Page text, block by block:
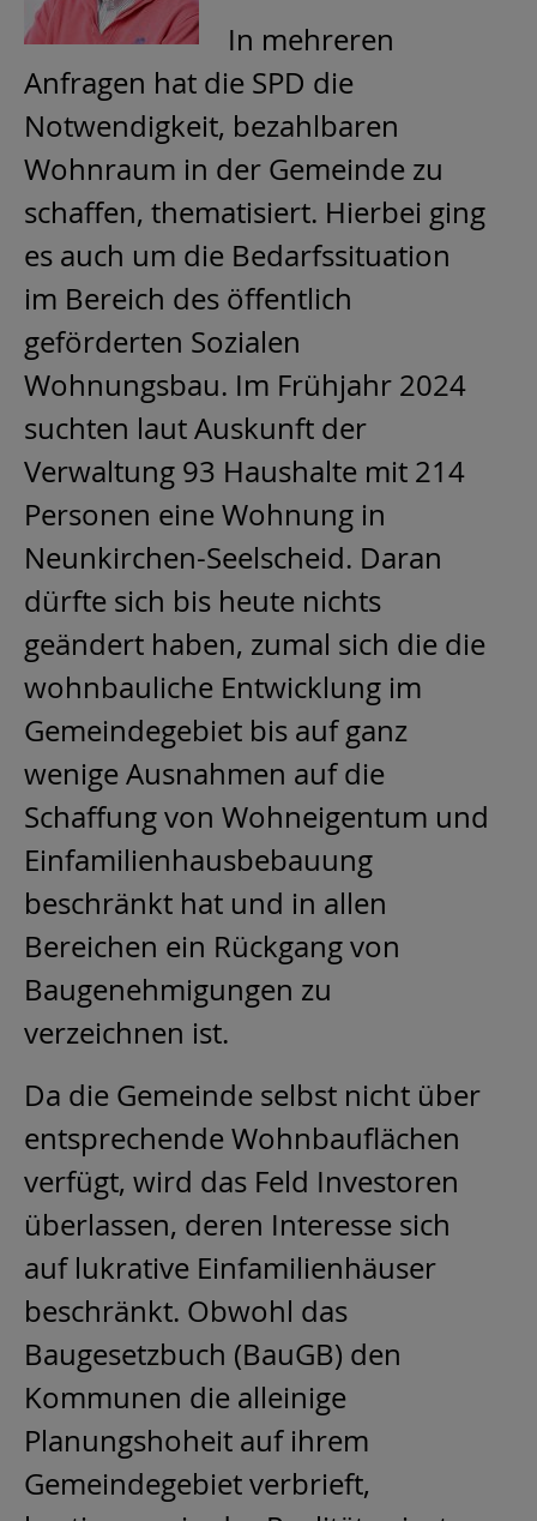
In mehreren
Anfragen hat die SPD die
Notwendigkeit, bezahlbaren
Wohnraum in der Gemeinde zu
schaffen, thematisiert. Hierbei ging
es auch um die Bedarfssituation
im Bereich des öffentlich
geförderten Sozialen
Wohnungsbau. Im Frühjahr 2024
suchten laut Auskunft der
Verwaltung 93 Haushalte mit 214
Personen eine Wohnung in
Neunkirchen-Seelscheid. Daran
dürfte sich bis heute nichts
geändert haben, zumal sich die die
wohnbauliche Entwicklung im
Gemeindegebiet bis auf ganz
wenige Ausnahmen auf die
Schaffung von Wohneigentum und
Einfamilienhausbebauung
beschränkt hat und in allen
Bereichen ein Rückgang von
Baugenehmigungen zu
verzeichnen ist.
Da die Gemeinde selbst nicht über
entsprechende Wohnbauflächen
verfügt, wird das Feld Investoren
überlassen, deren Interesse sich
auf lukrative Einfamilienhäuser
beschränkt. Obwohl das
Baugesetzbuch (BauGB) den
Kommunen die alleinige
Planungshoheit auf ihrem
Gemeindegebiet verbrieft,